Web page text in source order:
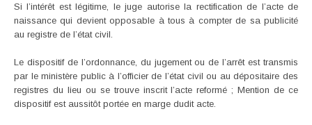
Si l’intérêt est légitime, le juge autorise la rectification de l’acte de
naissance qui devient opposable à tous à compter de sa publicité
au registre de l’état civil.
Le dispositif de l’ordonnance, du jugement ou de l’arrêt est transmis
par le ministère public à l’officier de l’état civil ou au dépositaire des
registres du lieu ou se trouve inscrit l’acte reformé ; Mention de ce
dispositif est aussitôt portée en marge dudit acte.